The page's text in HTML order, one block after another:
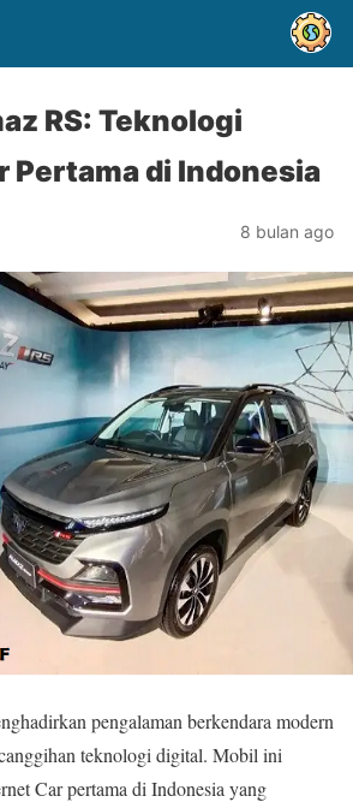
RS: Teknologi
Pertama di Indonesia
8 bulan ago
pengalaman berkendara modern
teknologi digital. Mobil ini
Car pertama di Indonesia yang